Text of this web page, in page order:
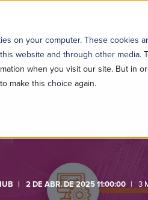
on your computer. These cookies
website and through other media.
when you visit our site. But in
make this choice again.
2 DE ABR. DE 2025 11:00:00 3